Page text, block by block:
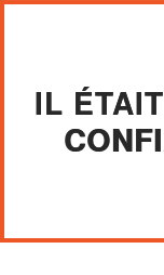
IL